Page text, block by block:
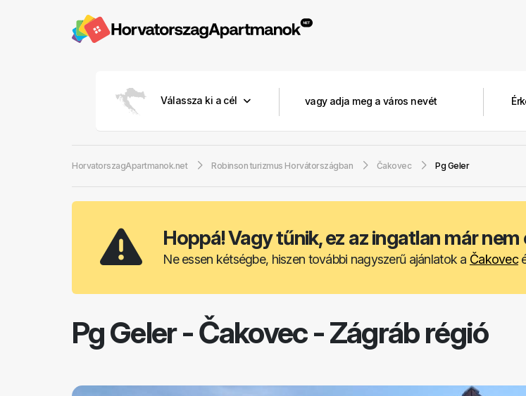
Válassza ki a cél
HorvatorszagApartmanok.net Robinson turizmus Horvátországban Čakovec Pg Geler
Hoppá! Vagy tűnik, ez az ingatlan már nem
Ne essen kétségbe, hiszen további nagyszerű ajánlatok a Čakovec
Pg Geler-Čakovec - Zágráb régió